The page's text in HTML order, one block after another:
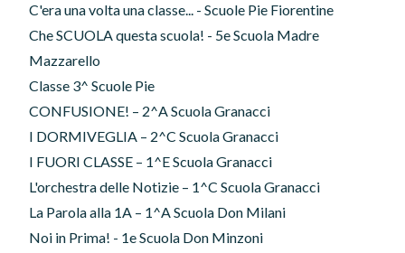
C'era una volta una classe... - Scuole Pie Fiorentine
Che SCUOLA questa scuola! - 5e Scuola Madre
Mazzarello
Classe 3^ Scuole Pie
CONFUSIONE! – 2^A Scuola Granacci
I DORMIVEGLIA – 2^C Scuola Granacci
I FUORI CLASSE – 1^E Scuola Granacci
L'orchestra delle Notizie – 1^C Scuola Granacci
La Parola alla 1A – 1^A Scuola Don Milani
Noi in Prima! - 1e Scuola Don Minzoni